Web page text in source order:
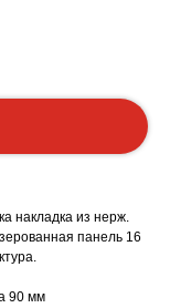
накладка из нерж.
панель 16
90 мм